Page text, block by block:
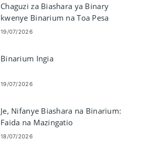
Chaguzi za Biashara ya Binary
kwenye Binarium na Toa Pesa
19/07/2026
Binarium Ingia
19/07/2026
Je, Nifanye Biashara na Binarium:
Faida na Mazingatio
18/07/2026